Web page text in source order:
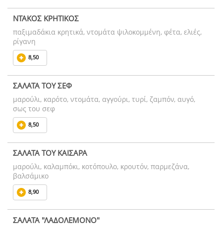
ΝΤΑΚΟΣ ΚΡΗΤΙΚΟΣ
παξιμαδάκια κρητικά, ντομάτα ψιλοκομμένη, φέτα, ελιές,
ρίγανη
8,50
ΣΑΛΑΤΑ ΤΟΥ ΣΕΦ
μαρούλι, καρότο, ντομάτα, αγγούρι, τυρί, ζαμπόν, αυγό,
σως του σεφ
8,50
ΣΑΛΑΤΑ ΤΟΥ ΚΑΙΣΑΡΑ
μαρούλι, καλαμπόκι, κοτόπουλο, κρουτόν, παρμεζάνα,
βαλσάμικο
8,90
ΣΑΛΑΤΑ "ΛΑΔΟΛΕΜΟΝΟ"